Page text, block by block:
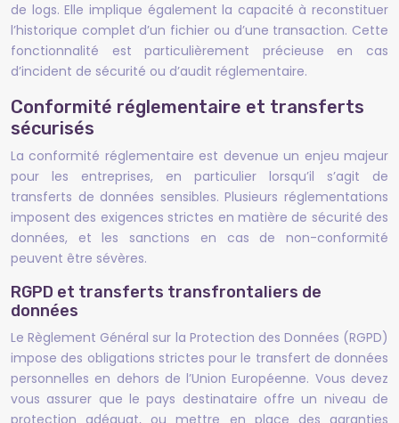
de logs. Elle implique également la capacité à reconstituer
l’historique complet d’un fichier ou d’une transaction. Cette
fonctionnalité est particulièrement précieuse en cas
d’incident de sécurité ou d’audit réglementaire.
Conformité réglementaire et transferts
sécurisés
La conformité réglementaire est devenue un enjeu majeur
pour les entreprises, en particulier lorsqu’il s’agit de
transferts de données sensibles. Plusieurs réglementations
imposent des exigences strictes en matière de sécurité des
données, et les sanctions en cas de non-conformité
peuvent être sévères.
RGPD et transferts transfrontaliers de
données
Le Règlement Général sur la Protection des Données (RGPD)
impose des obligations strictes pour le transfert de données
personnelles en dehors de l’Union Européenne. Vous devez
vous assurer que le pays destinataire offre un niveau de
protection adéquat, ou mettre en place des garanties